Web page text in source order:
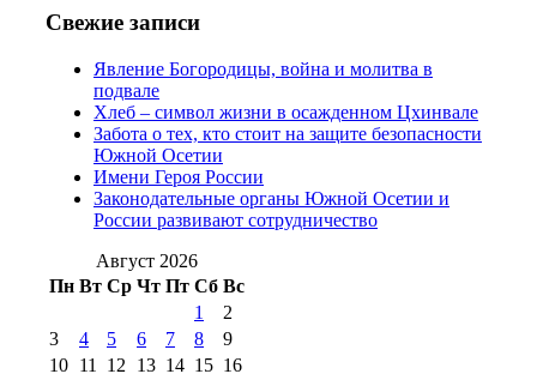
июля 2017 г
2012 г
(15)
№97 30 июля 2015 г
(15)№98 1 августа 2015 г
августа 2016 г(10)№98 5 июля 2014 г(10)
№98 8 августа 2013 г
августа 2012 г(14) №98+99 11 июля
2017 г(9)
№99 4 августа
2016 г(12) №99 8 июля 2014 г
августа 2012 г(11)
августа 2013 г
(12)
Свежие записи
Явление Богородицы, война и молитва в
подвале
Хлеб – символ жизни в осажденном Цхинвале
Забота о тех, кто стоит на защите безопасности
Южной Осетии
Имени Героя России
Законодательные органы Южной Осетии и
России развивают сотрудничество
Август 2026
Пн Вт Ср Чт Пт Сб Вс
1
2
3
4 5 6 7 8
9
10 11 12 13 14 15 16